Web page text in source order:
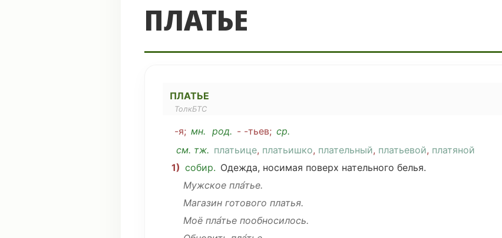
ПЛАТЬЕ
ПЛАТЬЕ
ТолкБТС
-я; мн. род. - -тьев; ср.
см. тж. платьице, платьишко, плательный, платьевой, платяной
1) собир. Одежда, носимая поверх нательного белья.
Мужское пла́тье.
Магазин готового платья.
Моё пла́тье пообносилось.